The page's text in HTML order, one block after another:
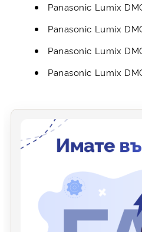
Panasonic Lumix
Panasonic Lumix
Panasonic Lumix
Panasonic Lumix